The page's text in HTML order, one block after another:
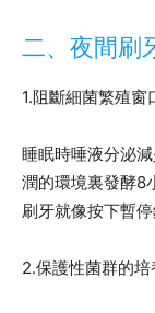
二、夜間刷
1.阻斷細菌繁殖窗
睡眠時唾液分泌
潤的環境裏發酵8
刷牙就像按下暫
2.保護性菌群的培